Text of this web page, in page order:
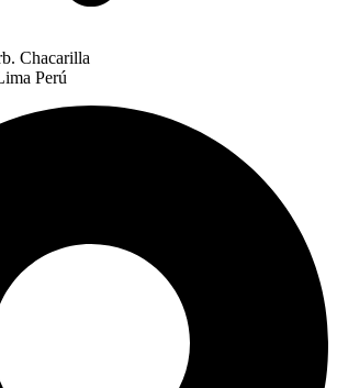
Chacarilla
Perú